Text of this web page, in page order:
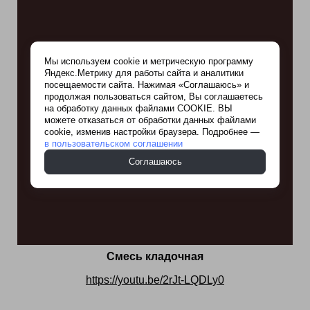
Смесь кладочная
https://youtu.be/2rJt-LQDLy0
Мы используем cookie и метрическую программу
Яндекс.Метрику для работы сайта и аналитики
посещаемости сайта. Нажимая «Соглашаюсь» и
продолжая пользоваться сайтом, Вы соглашаетесь
на обработку данных файлами COOKIE. ВЫ
можете отказаться от обработки данных файлами
cookie, изменив настройки браузера. Подробнее —
в пользовательском соглашении
Соглашаюсь